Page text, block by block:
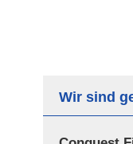
Wir sind